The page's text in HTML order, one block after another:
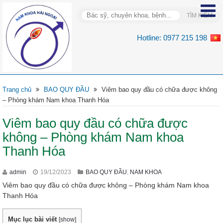
Hotline: 0977 215 198
Trang chủ BAO QUY ĐẦU
Viêm bao quy đầu có chữa được không
– Phòng khám Nam khoa Thanh Hóa
Viêm bao quy đầu có chữa được
không – Phòng khám Nam khoa
Thanh Hóa
admin 19/12/2023 BAO QUY ĐẦU, NAM KHOA
Viêm bao quy đầu có chữa được không – Phòng khám Nam khoa
Thanh Hóa
Mục lục bài viết [show]